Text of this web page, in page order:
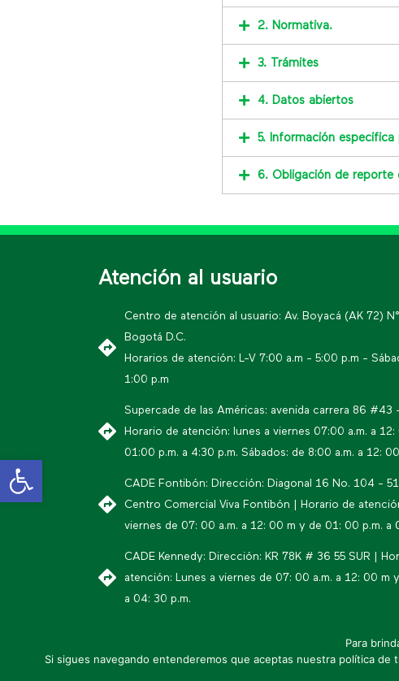
Abrir barra de herramientas
2. Normativa.
3. Trámites
4. Datos abiertos
5. Información
6. Obligación de reporte
Atención al usuario
Centro de atención al usuario: Av. Boyacá (AK 72)
Bogotá D.C.
Horarios de atención: L-V 7:00 a.m - 5:00 p.m -
1:00 p.m
Supercade de las Américas: avenida carrera 86 #43 -
Horario de atención: lunes a viernes 07:00 a.m. a
01:00 p.m. a 4:30 p.m. Sábados: de 8:00 a.m. a 12:
CADE Fontibón: Dirección: Diagonal 16 No. 104 -
Centro Comercial Viva Fontibón | Horario de
viernes de 07: 00 a.m. a 12: 00 m y de 01: 00 p.m. a
CADE Kennedy: Dirección: KR 78K # 36 55 SUR |
atención: Lunes a viernes de 07: 00 a.m. a 12: 00 m
a 04: 30 p.m.
* Política editorial y condiciones de
uso
Para
Si sigues navegando entenderemos que aceptas nuestra política